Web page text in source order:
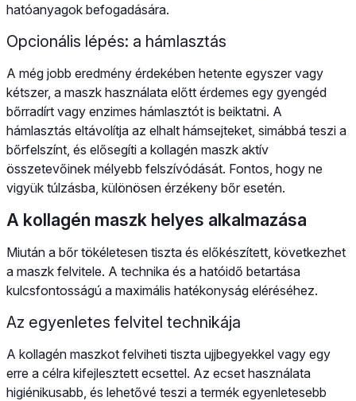
hatóanyagok befogadására.
Opcionális lépés: a hámlasztás
A még jobb eredmény érdekében hetente egyszer vagy
kétszer, a maszk használata előtt érdemes egy gyengéd
bőrradírt vagy enzimes hámlasztót is beiktatni. A
hámlasztás eltávolítja az elhalt hámsejteket, simábbá teszi a
bőrfelszínt, és elősegíti a kollagén maszk aktív
összetevőinek mélyebb felszívódását. Fontos, hogy ne
vigyük túlzásba, különösen érzékeny bőr esetén.
A kollagén maszk helyes alkalmazása
Miután a bőr tökéletesen tiszta és előkészített, következhet
a maszk felvitele. A technika és a hatóidő betartása
kulcsfontosságú a maximális hatékonyság eléréséhez.
Az egyenletes felvitel technikája
A kollagén maszkot felviheti tiszta ujjbegyekkel vagy egy
erre a célra kifejlesztett ecsettel. Az ecset használata
higiénikusabb, és lehetővé teszi a termék egyenletesebb